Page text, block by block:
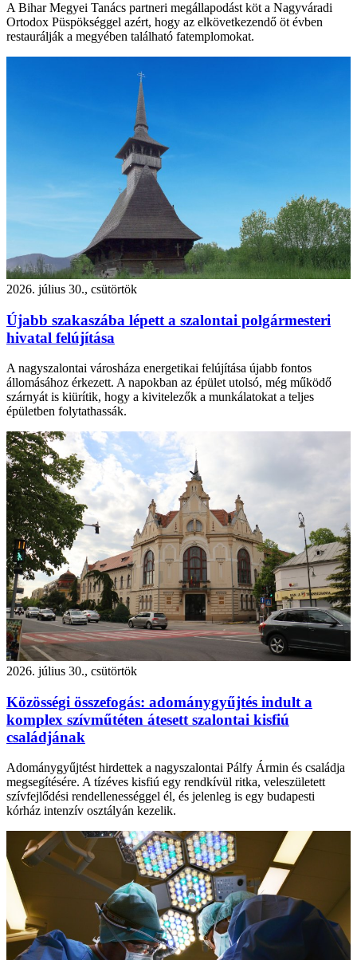
A Bihar Megyei Tanács partneri megállapodást köt a Nagyváradi
Ortodox Püspökséggel azért, hogy az elkövetkezendő öt évben
restaurálják a megyében található fatemplomokat.
2026. július 30., csütörtök
Újabb szakaszába lépett a szalontai polgármesteri
hivatal felújítása
A nagyszalontai városháza energetikai felújítása újabb fontos
állomásához érkezett. A napokban az épület utolsó, még működő
szárnyát is kiürítik, hogy a kivitelezők a munkálatokat a teljes
épületben folytathassák.
2026. július 30., csütörtök
Közösségi összefogás: adománygyűjtés indult a
komplex szívműtéten átesett szalontai kisfiú
családjának
Adománygyűjtést hirdettek a nagyszalontai Pálfy Ármin és családja
megsegítésére. A tízéves kisfiú egy rendkívül ritka, veleszületett
szívfejlődési rendellenességgel él, és jelenleg is egy budapesti
kórház intenzív osztályán kezelik.